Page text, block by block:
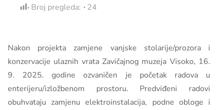
Broj pregleda: 24
Nakon projekta zamjene vanjske stolarije/prozora i
konzervacije ulaznih vrata Zavičajnog muzeja Visoko, 16.
9. 2025. godine ozvaničen je početak radova u
enterijeru/izložbenom prostoru. Predviđeni radovi
obuhvataju zamjenu elektroinstalacija, podne obloge i